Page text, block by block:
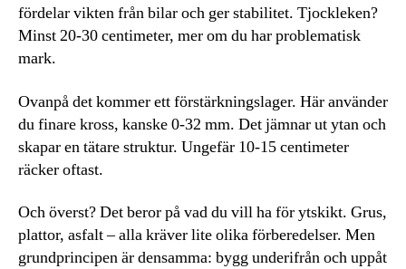
fördelar vikten från bilar och ger stabilitet. Tjockleken?
Minst 20-30 centimeter, mer om du har problematisk
mark.
Ovanpå det kommer ett förstärkningslager. Här använder
du finare kross, kanske 0-32 mm. Det jämnar ut ytan och
skapar en tätare struktur. Ungefär 10-15 centimeter
räcker oftast.
Och överst? Det beror på vad du vill ha för ytskikt. Grus,
plattor, asfalt – alla kräver lite olika förberedelser. Men
grundprincipen är densamma: bygg underifrån och uppåt